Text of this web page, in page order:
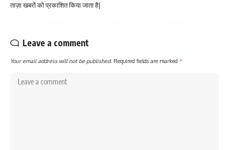
ताज़ा खबरों को प्रकाशित किया जाता है|
Leave a comment
Your email address will not be published. Required fields are marked *